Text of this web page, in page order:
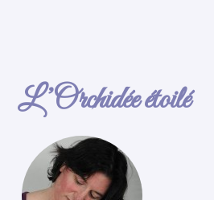
L’Orchidée étoilé